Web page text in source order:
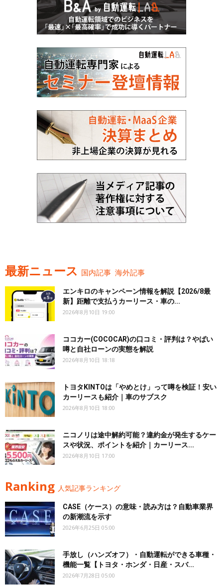
最新ニュース 国内記事 海外記事
エンキロのキャンペーン情報を解説【2026/8最
新】距離で支払うカーリース・車の...
2026年8月10日 19:00
ココカー(COCOCAR)の口コミ・評判は？やばい
噂と自社ローンの実態を解説
2026年8月10日 18:18
トヨタKINTOは「やめとけ」って噂を検証！安い
カーリースも紹介｜車のサブスク
2026年8月10日 18:00
ニコノリは途中解約可能？違約金が発生するケー
スや状況、ポイントを紹介｜カーリース...
2026年8月10日 17:00
Ranking 人気記事ランキング
CASE（ケース）の意味・読み方は？自動車業界
の新潮流を示す
2026年6月25日 05:00
手放し（ハンズオフ）・自動運転ができる車種・
機能一覧【トヨタ・ホンダ・日産・スバ...
2026年7月28日 05:00